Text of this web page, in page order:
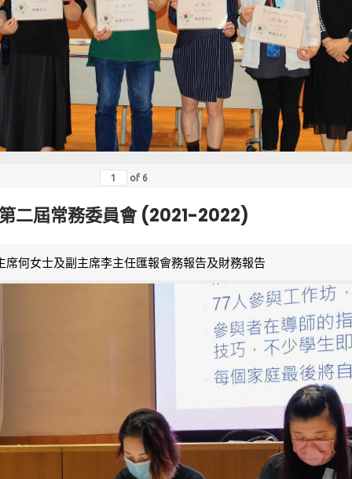
of 6
二屆常務委員會 (2021-2022)
席何女士及副主席李主任匯報會務報告及財務報告